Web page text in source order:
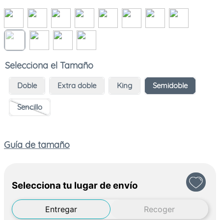
Tamaño
Doble Extra doble King Semidoble
Sencillo
Guía de tamaño
Selecciona tu lugar de envío
Entregar Recoger